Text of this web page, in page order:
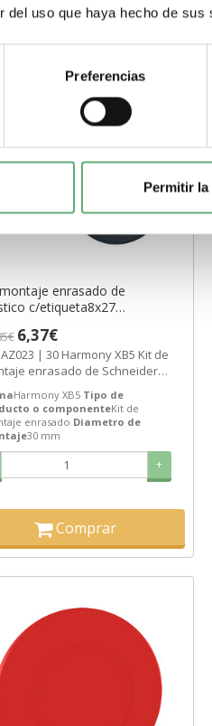
del uso que haya hecho de sus
Preferencias
Permitir
enrasado de
c/etiqueta8x27
Schneider Electric
8-15 DIAS
6,37€
| 30 Harmony XB5 Kit de
enrasado de Schneider
Harmony XB5 Tipo de
o componenteKit de
enrasado Diametro de
30 mm
+
Comprar